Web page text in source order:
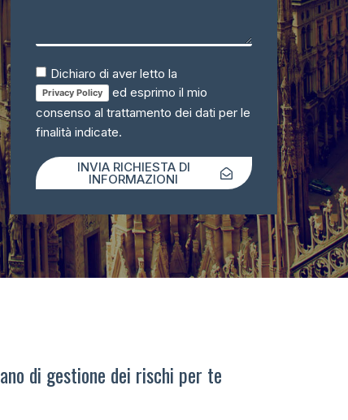
Dichiaro di aver letto la
Privacy Policy
ed esprimo il mio
consenso al trattamento dei dati per le
finalità indicate.
INVIA RICHIESTA DI
INFORMAZIONI
di gestione dei rischi per te